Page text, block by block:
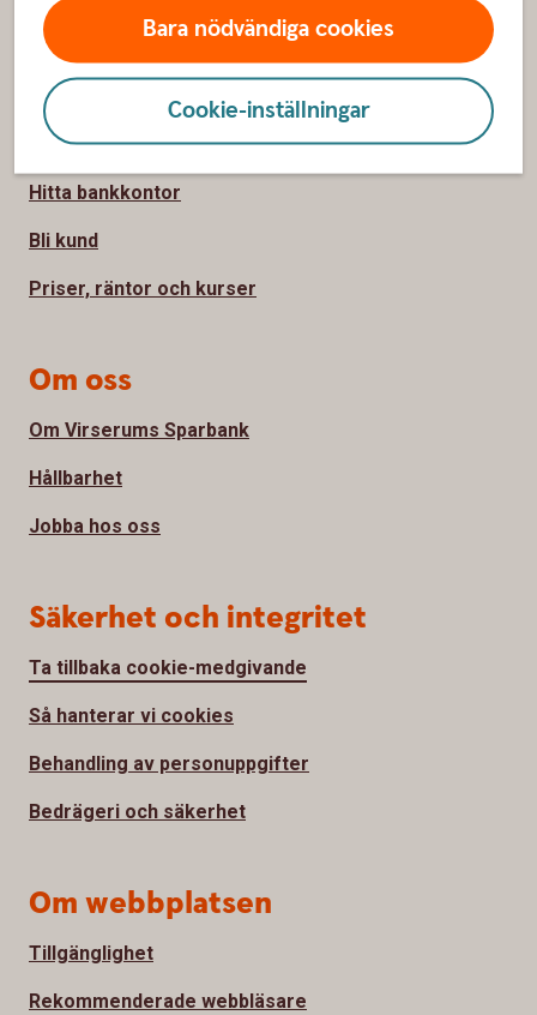
Bara nödvändiga cookies
Cookie-inställningar
Sidfot
Hitta snabbt
Kontakta oss
Spärrhjälp
Hitta bankkontor
Bli kund
Priser, räntor och kurser
Om oss
Om Virserums Sparbank
Hållbarhet
Jobba hos oss
Säkerhet och integritet
Ta tillbaka cookie-medgivande
Så hanterar vi cookies
Behandling av personuppgifter
Bedrägeri och säkerhet
Om webbplatsen
Tillgänglighet
Rekommenderade webbläsare